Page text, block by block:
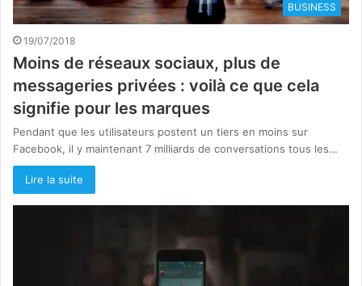
BUSINESS
19/07/2018
Moins de réseaux sociaux, plus de
messageries privées : voilà ce que cela
signifie pour les marques
Pendant que les utilisateurs postent un tiers en moins sur
Facebook, il y maintenant 7 milliards de conversations tous les…
Lire la suite